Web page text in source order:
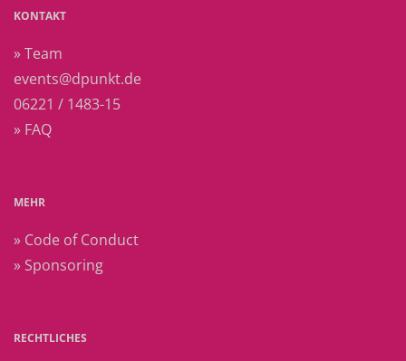
KONTAKT
» Team
events@dpunkt.de
06221 / 1483-15
» FAQ
MEHR
» Code of Conduct
» Sponsoring
RECHTLICHES